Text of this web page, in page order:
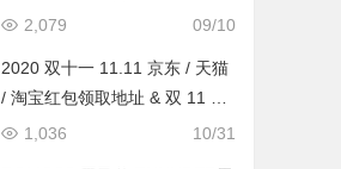
公司负责？
09/10
2,079
2020 双十一 11.11 京东 / 天猫
/ 淘宝红包领取地址 & 双 11 主
会场地址分享
10/31
1,036